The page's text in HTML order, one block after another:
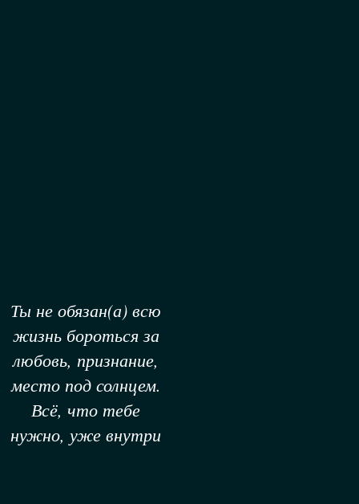
Ты не обязан(а) всю
жизнь бороться за
любовь, признание,
место под солнцем.
Всё, что тебе
нужно, уже внутри